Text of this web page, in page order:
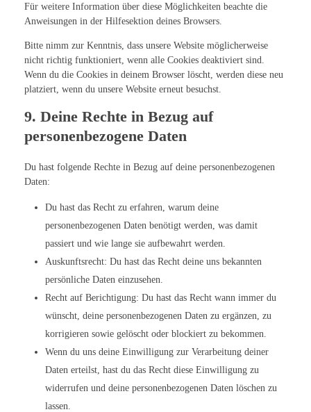
Für weitere Information über diese Möglichkeiten beachte die
Anweisungen in der Hilfesektion deines Browsers.
Bitte nimm zur Kenntnis, dass unsere Website möglicherweise
nicht richtig funktioniert, wenn alle Cookies deaktiviert sind.
Wenn du die Cookies in deinem Browser löscht, werden diese neu
platziert, wenn du unsere Website erneut besuchst.
9. Deine Rechte in Bezug auf
personenbezogene Daten
Du hast folgende Rechte in Bezug auf deine personenbezogenen
Daten:
Du hast das Recht zu erfahren, warum deine
personenbezogenen Daten benötigt werden, was damit
passiert und wie lange sie aufbewahrt werden.
Auskunftsrecht: Du hast das Recht deine uns bekannten
persönliche Daten einzusehen.
Recht auf Berichtigung: Du hast das Recht wann immer du
wünscht, deine personenbezogenen Daten zu ergänzen, zu
korrigieren sowie gelöscht oder blockiert zu bekommen.
Wenn du uns deine Einwilligung zur Verarbeitung deiner
Daten erteilst, hast du das Recht diese Einwilligung zu
widerrufen und deine personenbezogenen Daten löschen zu
lassen.